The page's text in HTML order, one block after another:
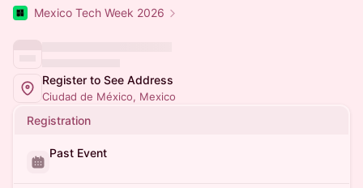
Mexico Tech Week 2026
Register to See Address
Ciudad de México, Mexico
Registration
Past Event